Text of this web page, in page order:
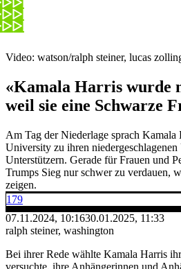
Video: watson/ralph steiner, lucas
«Kamala Harris wurde
weil sie eine Schwarze
Am Tag der Niederlage sprach
University zu ihren
Unterstützern. Gerade für Frauen und
Trumps Sieg nur schwer zu verdauen,
zeigen.
179
07.11.2024, 10:1630.01.2025, 11:33
ralph steiner, washington
Bei ihrer Rede wählte Kamala Harris
versuchte, ihre Anhängerinnen und